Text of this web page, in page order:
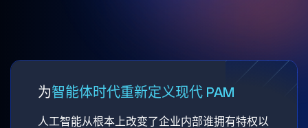
为智能体时代重新定义现代 PAM
人工智能从根本上改变了企业内部谁拥有特权以